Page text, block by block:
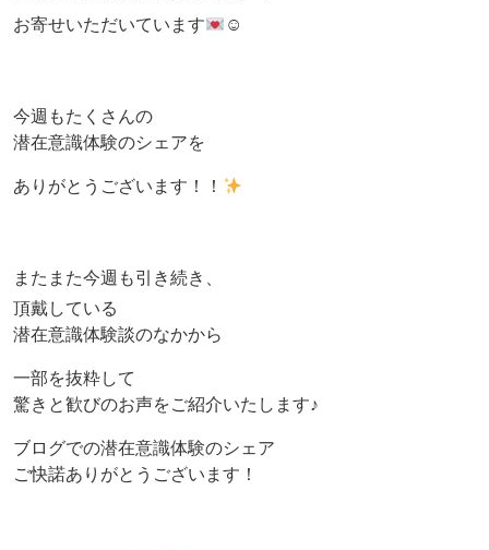
お寄せいただいています
☺
今週もたくさんの
潜在意識体験のシェアを
ありがとうございます！！
またまた今週も引き続き、
頂戴している
潜在意識体験談のなかから
一部を抜粋して
驚きと歓びのお声をご紹介いたします♪
ブログでの潜在意識体験のシェア
ご快諾ありがとうございます！